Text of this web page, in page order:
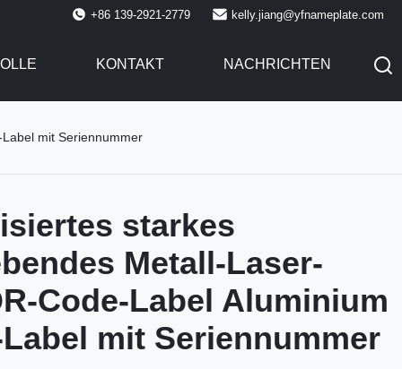
+86 139-2921-2779 kelly.jiang@yfnameplate.com
KONTAKT NACHRICHTEN
mit Seriennummer
starkes
Metall-Laser-
Code-Label Aluminium
mit Seriennummer